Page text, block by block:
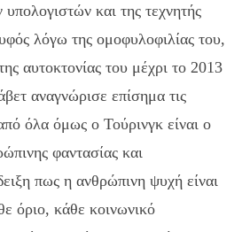
και της τεχνητής
λόγω της ομοφυλοφιλίας του,
αυτοκτονίας του μέχρι το 2013
αναγνώρισε επίσημα τις
όλα όμως ο Τούρινγκ είναι ο
φαντασίας και
πως η ανθρώπινη ψυχή είναι
όριο, κάθε κοινωνικό